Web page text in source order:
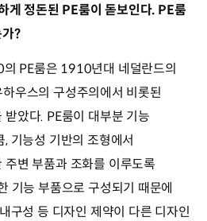
게 정돈된 PE룸이 돋보인다. PE룸
?
의 PE룸은 1910년대 네덜란드의
우스의 구성주의에서 비롯된
았다. PE룸이 대부분 기능
기능성 기반의 조형에서
변 부품과 조화를 이루도록
기능 부품으로 구성되기 때문에
구성 등 디자인 제약이 다른 디자인